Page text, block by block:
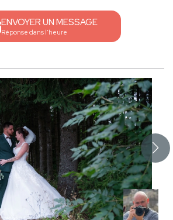
ENVOYER UN MESSAGE
Réponse dans l'heure